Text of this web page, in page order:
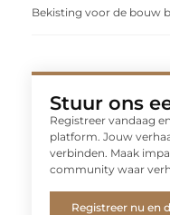
Bekisting voor de bouw
Stuur ons
Registreer vandaag
platform. Jouw
verbinden. Maak
community waar
Registreer nu en